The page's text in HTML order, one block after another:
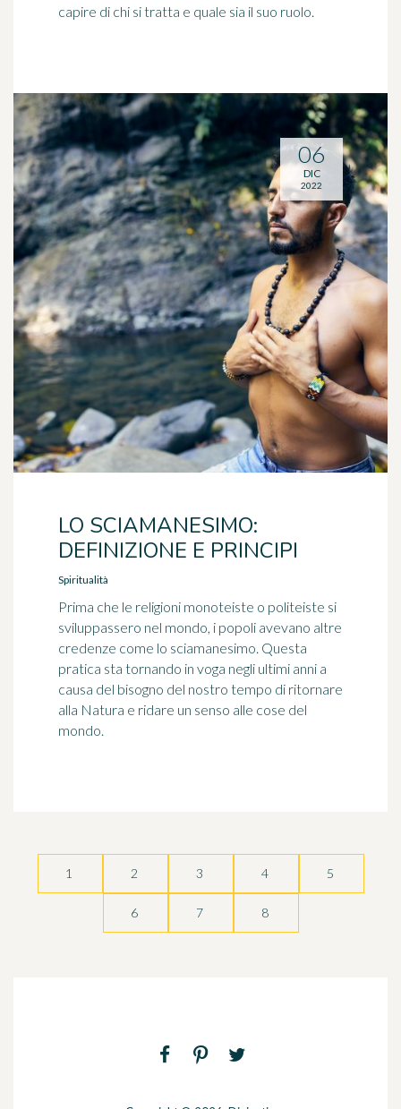
capire di chi si tratta e quale sia il suo ruolo.
LO SCIAMANESIMO:
DEFINIZIONE E PRINCIPI
Spiritualità
Prima che le religioni monoteiste o politeiste si
sviluppassero nel mondo, i popoli avevano altre
credenze come lo sciamanesimo. Questa
pratica sta tornando in voga negli ultimi anni a
causa del bisogno del nostro tempo di ritornare
alla Natura e ridare un senso alle cose del
mondo.
06
DIC
2022
1 2 3 4 5
6 7 8